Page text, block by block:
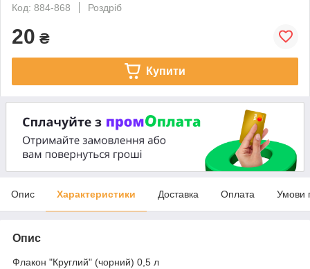
Код: 884-868
Роздріб
20 ₴
Купити
Опис Характеристики Доставка Оплата Умови
Опис
Флакон "Круглий" (чорний) 0,5 л